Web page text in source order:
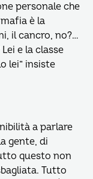
personale che
è la
il cancro, no?…
e la classe
lei” insiste
a parlare
gente, di
questo non
Tutto